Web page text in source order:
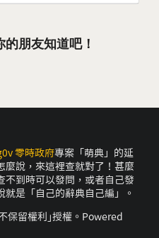
朋友知道吧！
零時政府專案「萌典」的延
說，來這裡查就對了！甚麼
到時可以發問，或者自己發
是「自己的辭典自己編」。
保留權利｣授權。Powered